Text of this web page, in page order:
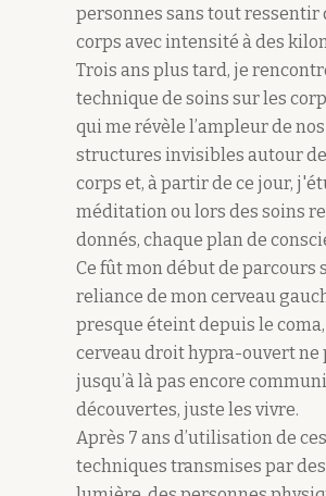
personnes sans tout ressentir
corps avec intensité à des
Trois ans plus tard, je
technique de soins sur les
qui me révèle l’ampleur de nos
structures invisibles autour
corps et, à partir de ce jour,
méditation ou lors des soins
donnés, chaque plan de
Ce fût mon début de parcours
reliance de mon cerveau
presque éteint depuis le coma,
cerveau droit hypra-ouvert ne
jusqu’à là pas encore
découvertes, juste les vivre.
Après 7 ans d’utilisation de ces
techniques transmises par